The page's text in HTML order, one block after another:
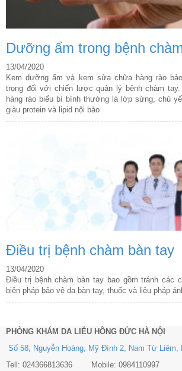
Dưỡng ẩm trong bệnh
13/04/2020
Kem dưỡng ẩm và kem sửa chữa hàng rào
trọng đối với chiến lược quản lý bệnh chàm
hàng rào biểu bì bình thường là lớp sừng, chủ
giàu protein và lipid nội bào
Điều trị bệnh chàm bàn tay
13/04/2020
Điều trị bệnh chàm bàn tay bao gồm tránh các
biên pháp bảo vệ da bàn tay, thuốc và liệu pháp
PHÒNG KHÁM DA LIỄU HỒNG ĐỨC HÀ NỘI
Số 58, Nguyễn Hoàng, Mỹ Đình 2, Nam Từ Liêm,
Tell: 024366813636 Mobile: 0984110997